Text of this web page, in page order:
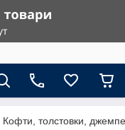
Кофти, толстовки,